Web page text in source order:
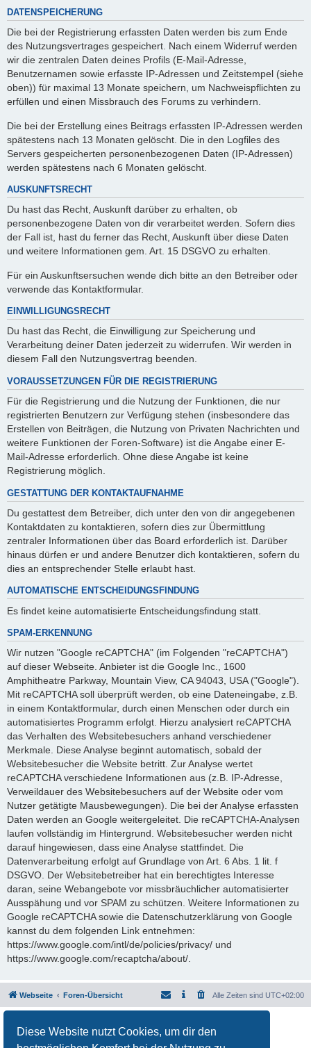
Diese Website nutzt Cookies, um dir den
DATENSPEICHERUNG
Die bei der Registrierung erfassten Daten werden bis zum Ende
des Nutzungsvertrages gespeichert. Nach einem Widerruf werden
wir die zentralen Daten deines Profils (E-Mail-Adresse,
Benutzernamen sowie erfasste IP-Adressen und Zeitstempel (siehe
oben)) für maximal 13 Monate speichern, um Nachweispflichten zu
erfüllen und einen Missbrauch des Forums zu verhindern.
Die bei der Erstellung eines Beitrags erfassten IP-Adressen werden
spätestens nach 13 Monaten gelöscht. Die in den Logfiles des
Servers gespeicherten personenbezogenen Daten (IP-Adressen)
werden spätestens nach 6 Monaten gelöscht.
AUSKUNFTSRECHT
Du hast das Recht, Auskunft darüber zu erhalten, ob
personenbezogene Daten von dir verarbeitet werden. Sofern dies
der Fall ist, hast du ferner das Recht, Auskunft über diese Daten
und weitere Informationen gem. Art. 15 DSGVO zu erhalten.
Für ein Auskunftsersuchen wende dich bitte an den Betreiber oder
verwende das Kontaktformular.
EINWILLIGUNGSRECHT
Du hast das Recht, die Einwilligung zur Speicherung und
Verarbeitung deiner Daten jederzeit zu widerrufen. Wir werden in
diesem Fall den Nutzungsvertrag beenden.
VORAUSSETZUNGEN FÜR DIE REGISTRIERUNG
Für die Registrierung und die Nutzung der Funktionen, die nur
registrierten Benutzern zur Verfügung stehen (insbesondere das
Erstellen von Beiträgen, die Nutzung von Privaten Nachrichten und
weitere Funktionen der Foren-Software) ist die Angabe einer E-
Mail-Adresse erforderlich. Ohne diese Angabe ist keine
Registrierung möglich.
GESTATTUNG DER KONTAKTAUFNAHME
Du gestattest dem Betreiber, dich unter den von dir angegebenen
Kontaktdaten zu kontaktieren, sofern dies zur Übermittlung
zentraler Informationen über das Board erforderlich ist. Darüber
hinaus dürfen er und andere Benutzer dich kontaktieren, sofern du
dies an entsprechender Stelle erlaubt hast.
AUTOMATISCHE ENTSCHEIDUNGSFINDUNG
Es findet keine automatisierte Entscheidungsfindung statt.
SPAM-ERKENNUNG
Wir nutzen "Google reCAPTCHA" (im Folgenden "reCAPTCHA")
auf dieser Webseite. Anbieter ist die Google Inc., 1600
Amphitheatre Parkway, Mountain View, CA 94043, USA ("Google").
Mit reCAPTCHA soll überprüft werden, ob eine Dateneingabe, z.B.
in einem Kontaktformular, durch einen Menschen oder durch ein
automatisiertes Programm erfolgt. Hierzu analysiert reCAPTCHA
das Verhalten des Websitebesuchers anhand verschiedener
Merkmale. Diese Analyse beginnt automatisch, sobald der
Websitebesucher die Website betritt. Zur Analyse wertet
reCAPTCHA verschiedene Informationen aus (z.B. IP-Adresse,
Verweildauer des Websitebesuchers auf der Website oder vom
Nutzer getätigte Mausbewegungen). Die bei der Analyse erfassten
Daten werden an Google weitergeleitet. Die reCAPTCHA-Analysen
laufen vollständig im Hintergrund. Websitebesucher werden nicht
darauf hingewiesen, dass eine Analyse stattfindet. Die
Datenverarbeitung erfolgt auf Grundlage von Art. 6 Abs. 1 lit. f
DSGVO. Der Websitebetreiber hat ein berechtigtes Interesse
daran, seine Webangebote vor missbräuchlicher automatisierter
Ausspähung und vor SPAM zu schützen. Weitere Informationen zu
Google reCAPTCHA sowie die Datenschutzerklärung von Google
kannst du dem folgenden Link entnehmen:
https://www.google.com/intl/de/policies/privacy/ und
https://www.google.com/recaptcha/about/.
Webseite Foren-Übersicht Alle Zeiten sind UTC+02:00
Deutsche Übersetzung durchphpBB.de
Datenschutz|Nutzungsbedingungen